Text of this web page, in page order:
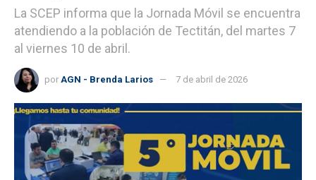
La SCEP informa que la Jornada Móvil se encuentra
atendiendo a la población de Tectitán, del martes 7
al viernes 10 de abril.
por AGN - Brenda Larios 7 de abril de 2026